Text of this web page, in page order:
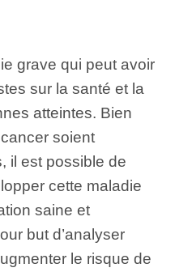
grave qui peut avoir
sur la santé et la
atteintes. Bien
soient
il est possible de
cette maladie
saine et
but d’analyser
le risque de